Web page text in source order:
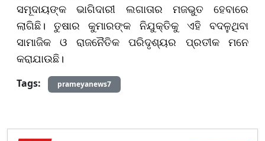
ସମୂଦାୟଙ୍କ ଭାଗିଦାରୀ ଲଗାତାର ମଜଭୁତ ହେବାରେ
ଲାଗିଛି। ତୁଷାର କୁମାରଙ୍କ ନିଯୁକ୍ତିକୁ ଏହି ବଦଳୁଥିବା
ସାମାଜିକ ଓ ରାଜନୈତିକ ପରିଦୃଶ୍ୟର ପ୍ରତୀକ ମନେ
କରାଯାଉଛି।
Tags: prameyanews7